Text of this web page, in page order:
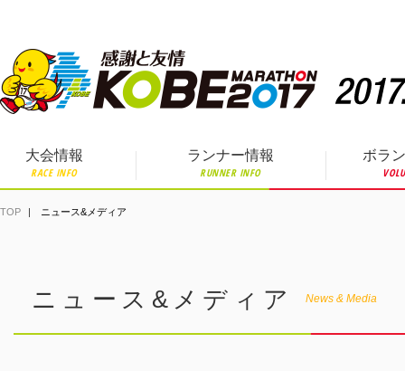
す。
大会情報
RACE INFO
ランナー情報
RUNNER INFO
ボラ
TOP ニュース&メディア
ニュース&メディア News & Media